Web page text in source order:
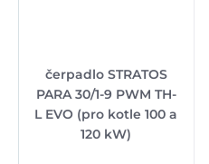
čerpadlo STRATOS
PARA 30/1-9 PWM TH-
L EVO (pro kotle 100 a
120 kW)